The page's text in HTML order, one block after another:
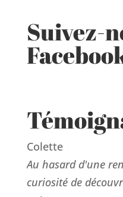
Suivez-
Colette
Au hasard d'une
curiosité de